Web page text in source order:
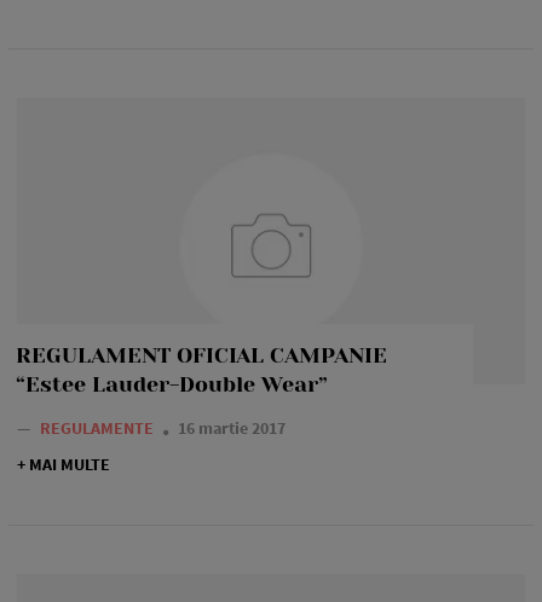
REGULAMENT OFICIAL CAMPANIE
“Estee Lauder-Double Wear”
— REGULAMENTE
16 martie 2017
+ MAI MULTE